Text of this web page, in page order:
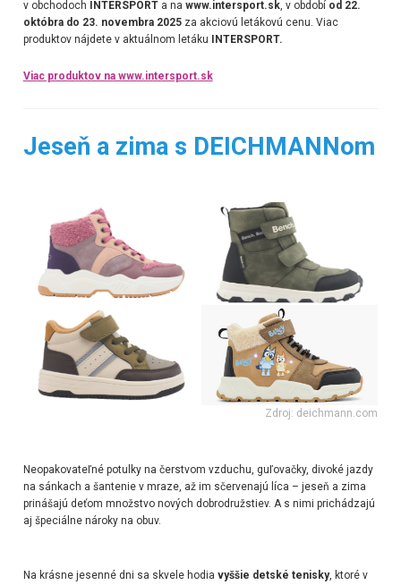
v obchodoch INTERSPORTa na www.intersport.sk, v období od 22.
októbra do 23. novembra 2025za akciovú letákovú cenu. Viac
produktov nájdete v aktuálnom letáku
INTERSPORT.
Viac produktov na www.intersport.sk
Jeseň a zima s DEICHMANNom
Zdroj: deichmann.com
Neopakovateľné potulky na čerstvom vzduchu, guľovačky, divoké jazdy
na sánkach a šantenie v mraze, až im sčervenajú líca – jeseň a zima
prinášajú deťom množstvo nových dobrodružstiev. A s nimi prichádzajú
aj špeciálne nároky na obuv.
Na krásne jesenné dni sa skvele hodia vyššie detské tenisky, ktoré v